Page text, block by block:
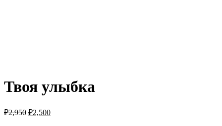
Твоя улыбка
₽2,950 ₽2,500